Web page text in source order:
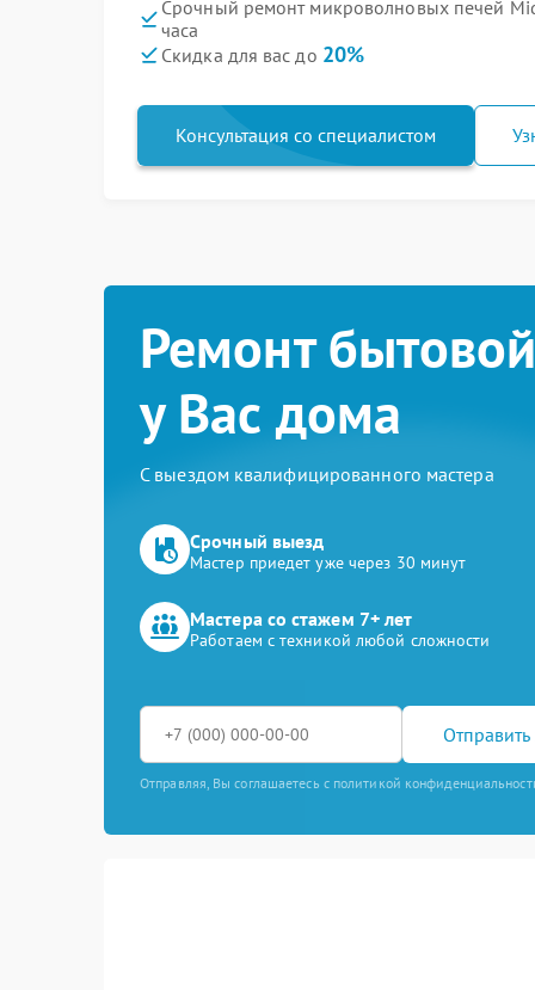
Срочный ремонт микроволновых печей
часа
Скидка для вас до 20%
Консультация со специалистом
Ремонт
у Вас дома
С выездом квалифицированного мастера
Срочный выезд
Мастер приедет уже через 30 минут
Мастера со стажем 7+ лет
Работаем с техникой любой сложности
Отправить
Отправляя, Вы соглашаетесь с политикой